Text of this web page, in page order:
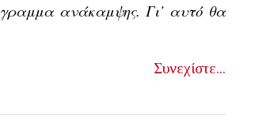
ανάκαμψης. Γι’ αυτό θα
Συνεχίστε...